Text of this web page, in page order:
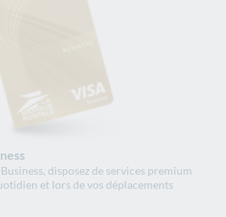
disposez de services premium
et lors de vos déplacements